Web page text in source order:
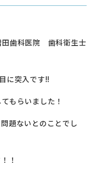
歯科医院 歯科衛生士
に突入です!!
もらいました！
題ないとのことでし
！